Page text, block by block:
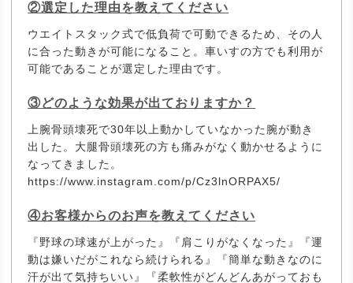
②選定した理由を教えてください
ウエイトスタック式で低負荷で可動できるため、その人
に合った動きが可能になること。車いすの方でも利用が
可能であることが選定した理由です。
③どのような効果が出ておりますか？
上腕骨頭壊死で30年以上動かしていなかった腕が動き
出した。大腿骨頭壊死の方も痛みがなく動かせるように
なってきました。
https://www.instagram.com/p/Cz3lnORPAX5/
④お客様からのお声を教えてください
『野球の球速が上がった』『肩こりがなくなった』『運
動は嫌いだがこれなら続けられる』『簡単な動きなのに
汗が出て気持ちいい』『柔軟性がどんどんあがっておも